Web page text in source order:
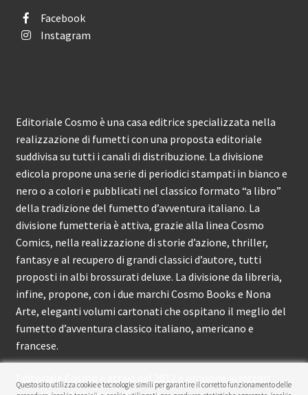
Facebook
Instagram
Editoriale Cosmo è una casa editrice specializzata nella
realizzazione di fumetti con una proposta editoriale
suddivisa su tutti i canali di distribuzione. La divisione
edicola propone una serie di periodici stampati in bianco e
nero o a colori e pubblicati nel classico formato “a libro”
della tradizione del fumetto d’avventura italiano. La
divisione fumetteria è attiva, grazie alla linea Cosmo
Comics, nella realizzazione di storie d’azione, thriller,
fantasy e al recupero di grandi classici d’autore, tutti
proposti in albi brossurati deluxe. La divisione da libreria,
infine, propone, con i due marchi Cosmo Books e Nona
Arte, eleganti volumi cartonati che ospitano il meglio del
fumetto d’avventura classico italiano, americano e
francese.
Editoriale Cosmo è attiva dal 2012 e propone ai lettori
Questo sito utilizza cookie e tecnologie simili per garantire il corretto funzionamento delle